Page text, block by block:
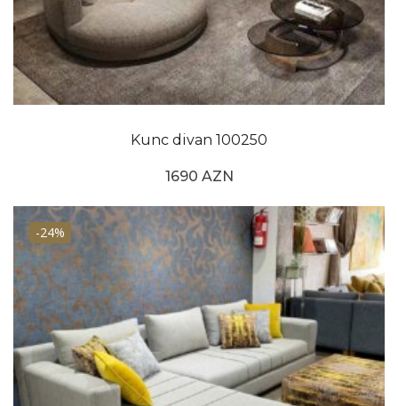
Kunc divan 100250
1690 AZN
-24%